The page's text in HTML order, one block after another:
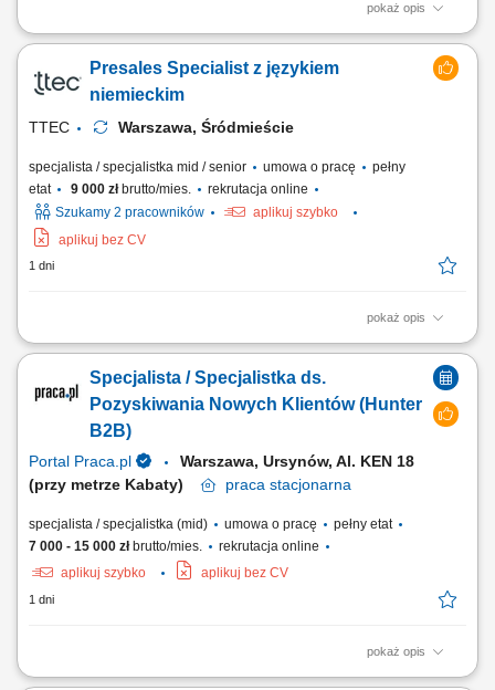
pokaż opis
Zadania: Pozyskiwanie nowych partnerów biznesowych w branżach
prowadzenie negocjacji i monitorowanie całego procesu sprzedaży.
Aktywne poszukiwanie nowych rynków zbytu oraz analiza ich
Presales Specialist z językiem
niemieckim
TTEC Warszawa, Śródmieście
specjalista / specjalistka mid / senior umowa o pracę
pełny
etat
9 000 złbrutto/mies.
rekrutacja online
Szukamy 2 pracowników
aplikuj szybko
aplikuj bez CV
1 dni
pokaż opis
As a Sales Representative (Presales) with German – Hybrid, working on
site in Warsaw, Poland, you’ll be a part of bringing humanity to business.
#experienceTTEC Our employees have spoken. Our purpose, team,
and company culture are amazing and our Great Place to Work®
certification in Poland...
Specjalista / Specjalistka ds.
Pozyskiwania Nowych Klientów (Hunter
B2B)
Portal Praca.pl
Warszawa, Ursynów, Al. KEN 18
(przy metrze Kabaty)
praca stacjonarna
specjalista / specjalistka (mid) umowa o pracę
pełny etat
7 000 - 15 000 złbrutto/mies.
rekrutacja online
aplikuj szybko
aplikuj bez CV
1 dni
pokaż opis
Zakres obowiązków: Będziesz pierwszą osobą, z którą rozmawia klient.